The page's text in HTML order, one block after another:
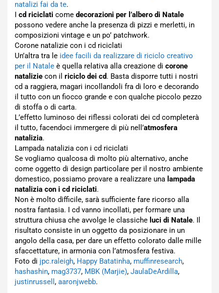
natalizi fai da te.
I cd riciclati come decorazioni per l’albero di Natale
possono vedere anche la presenza di pizzi e merletti, in
composizioni vintage e un po’ patchwork.
Corone natalizie con i cd riciclati
Un’altra tra le idee facili da realizzare di riciclo creativo
per il Natale è quella relativa alla creazione di corone
natalizie con il riciclo dei cd. Basta disporre tutti i nostri
cd a raggiera, magari incollandoli fra di loro e decorando
il tutto con un fiocco grande e con qualche piccolo pezzo
di stoffa o di carta.
L’effetto luminoso dei riflessi colorati dei cd completerà
il tutto, facendoci immergere di più nell’atmosfera
natalizia.
Lampada natalizia con i cd riciclati
Se vogliamo qualcosa di molto più alternativo, anche
come oggetto di design particolare per il nostro ambiente
domestico, possiamo provare a realizzare una lampada
natalizia con i cd riciclati.
Non è molto difficile, sarà sufficiente fare ricorso alla
nostra fantasia. I cd vanno incollati, per formare una
struttura chiusa che avvolge le classiche luci di Natale. Il
risultato consiste in un oggetto da posizionare in un
angolo della casa, per dare un effetto colorato dalle mille
sfaccettature, in armonia con l’atmosfera festiva.
Foto di jpc.raleigh, Happy Batatinha, muffinresearch,
hashashin, mag3737, MBK (Marjie), JaulaDeArdilla,
justinrussell , aaronjwebb.